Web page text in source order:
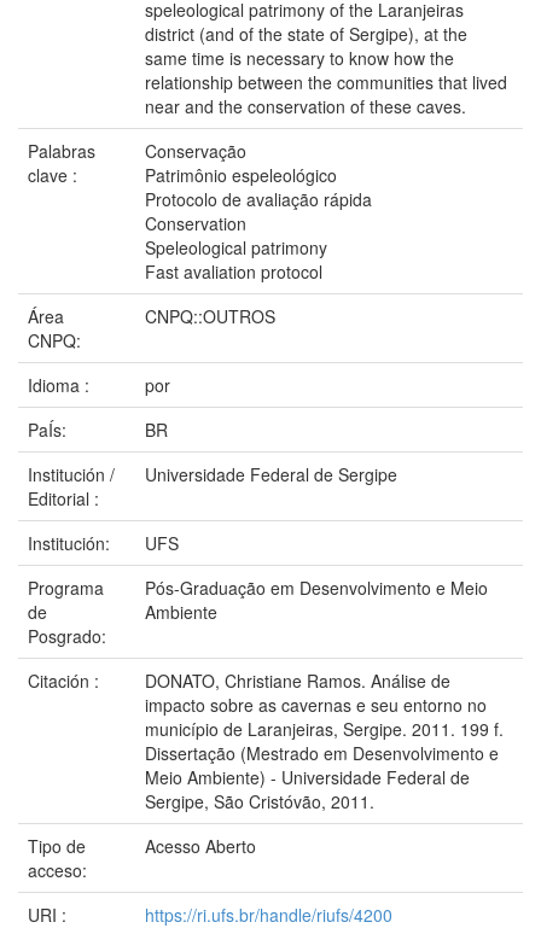
speleological patrimony of the Laranjeiras
district (and of the state of Sergipe), at the
same time is necessary to know how the
relationship between the communities that lived
near and the conservation of these caves.
Palabras
clave :
Conservação
Patrimônio espeleológico
Protocolo de avaliação rápida
Conservation
Speleological patrimony
Fast avaliation protocol
Área
CNPQ:
CNPQ::OUTROS
Idioma :
por
PaÍs:
BR
Institución /
Editorial :
Universidade Federal de Sergipe
Institución:
UFS
Programa
de
Posgrado:
Pós-Graduação em Desenvolvimento e Meio
Ambiente
Citación :
DONATO, Christiane Ramos. Análise de
impacto sobre as cavernas e seu entorno no
município de Laranjeiras, Sergipe. 2011. 199 f.
Dissertação (Mestrado em Desenvolvimento e
Meio Ambiente) - Universidade Federal de
Sergipe, São Cristóvão, 2011.
Tipo de
acceso:
Acesso Aberto
URI :
https://ri.ufs.br/handle/riufs/4200